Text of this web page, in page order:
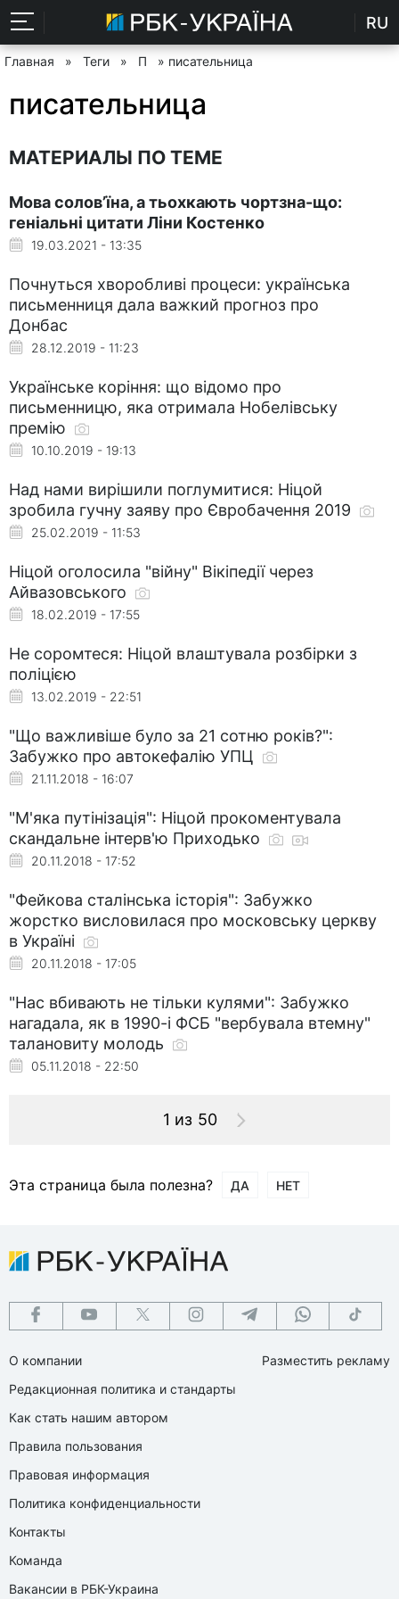
RU
Главная » Теги » П » писательница
писательница
МАТЕРИАЛЫ ПО ТЕМЕ
Мова солов’їна, а тьохкають чортзна-що:
геніальні цитати Ліни Костенко
19.03.2021 - 13:35
Почнуться хворобливі процеси: українська
письменниця дала важкий прогноз про
Донбас
28.12.2019 - 11:23
Українське коріння: що відомо про
письменницю, яка отримала Нобелівську
премію
10.10.2019 - 19:13
Над нами вирішили поглумитися: Ніцой
зробила гучну заяву про Євробачення 2019
25.02.2019 - 11:53
Ніцой оголосила "війну" Вікіпедії через
Айвазовського
18.02.2019 - 17:55
Не соромтеся: Ніцой влаштувала розбірки з
поліцією
13.02.2019 - 22:51
"Що важливіше було за 21 сотню років?":
Забужко про автокефалію УПЦ
21.11.2018 - 16:07
"М'яка путінізація": Ніцой прокоментувала
скандальне інтерв'ю Приходько
20.11.2018 - 17:52
"Фейкова сталінська історія": Забужко
жорстко висловилася про московську церкву
в Україні
20.11.2018 - 17:05
"Нас вбивають не тільки кулями": Забужко
нагадала, як в 1990-і ФСБ "вербувала втемну"
талановиту молодь
05.11.2018 - 22:50
1 из 50
Эта страница была полезна? ДА НЕТ
О компании
Редакционная политика и стандарты
Как стать нашим автором
Правила пользования
Правовая информация
Политика конфиденциальности
Контакты
Команда
Вакансии в РБК-Украина
Разместить рекламу